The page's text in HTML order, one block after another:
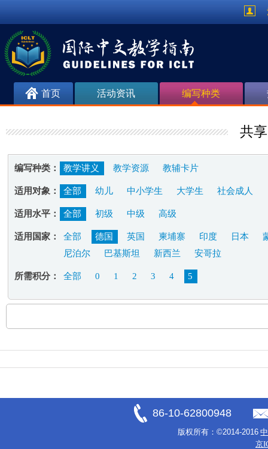
首页 活动资讯 编写种类
共
编写种类： 教学讲义 教学资源 教辅卡片
适用对象： 全部 幼儿 中小学生 大学生 社会成人
适用水平： 全部 初级 中级 高级
适用国家： 全部 德国 英国 柬埔寨 印度 日本
尼泊尔
巴基斯坦 新西兰 安哥拉
所需积分： 全部 0 1 2 3 4 5
86-10-62800948
版权所有：©2014-2016
京